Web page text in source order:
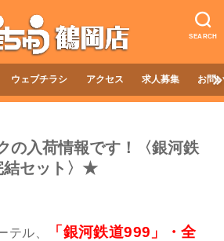
SEARCH
ウェブチラシ アクセス 求人募集 お問
の入荷情報です！〈銀河鉄
結セット〉★
テル、
「銀河鉄道999」・全